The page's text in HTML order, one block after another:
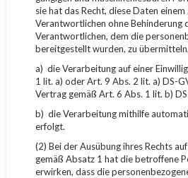
sie hat das Recht, diese Daten einem
Verantwortlichen ohne Behinderung
Verantwortlichen, dem die
bereitgestellt wurden, zu
a) die Verarbeitung auf einer
1 lit. a) oder Art. 9 Abs. 2 lit. a) DS-
Vertrag gemäß Art. 6 Abs. 1 lit. b)
b) die Verarbeitung mithilfe
erfolgt.
(2) Bei der Ausübung ihres Rechts
gemäß Absatz 1 hat die betroffene
erwirken, dass die